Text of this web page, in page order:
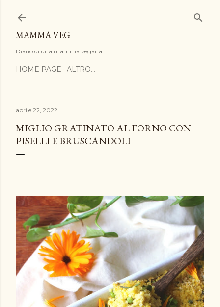
MAMMA VEG
Diario di una mamma vegana
HOME PAGE ALTRO…
aprile 22, 2022
MIGLIO GRATINATO AL FORNO CON
PISELLI E BRUSCANDOLI